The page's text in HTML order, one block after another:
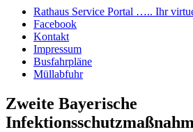
Rathaus Service Portal ….. Ihr
Facebook
Kontakt
Impressum
Busfahrpläne
Müllabfuhr
Zweite Bayerische